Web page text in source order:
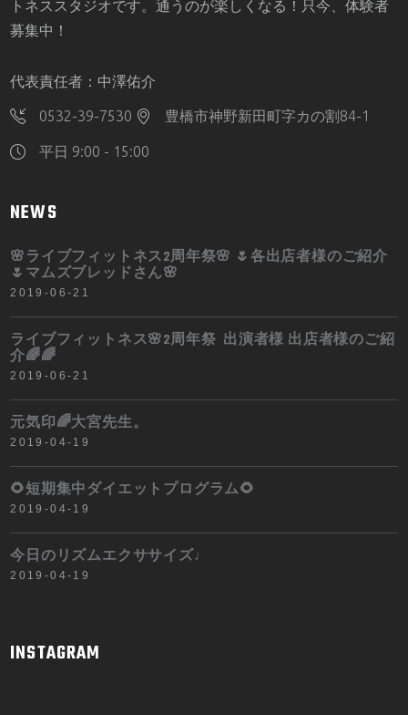
トネススタジオです。通うのが楽しくなる！只今、体験者
募集中！
代表責任者：中澤佑介
0532-39-7530 豊橋市神野新田町字カの割84-1
平日 9:00 - 15:00
NEWS
🌸ライブフィットネス2周年祭🌸 🌷各出店者様のご紹介
🌷マムズブレッドさん🌸
2019-06-21
ライブフィットネス🌸2周年祭 出演者様 出店者様のご紹
介🌈🌈
2019-06-21
元気印🌈大宮先生。
2019-04-19
🌻短期集中ダイエットプログラム🌻
2019-04-19
今日のリズムエクササイズ♩
2019-04-19
INSTAGRAM